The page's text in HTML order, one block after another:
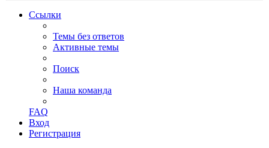
Ссылки
Темы без ответов
Активные темы
Поиск
Наша команда
FAQ
Вход
Регистрация